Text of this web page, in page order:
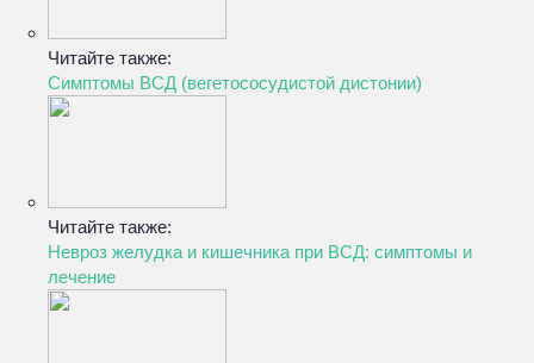
Читайте также:
Симптомы ВСД (вегетососудистой дистонии)
Читайте также:
Невроз желудка и кишечника при ВСД: симптомы и
лечение